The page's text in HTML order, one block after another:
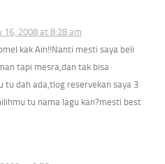
16, 2008 at 8:28 am
kak Ain!!Nanti mesti saya beli
tapi mesra,dan tak bisa
tu dah ada,tlog reservekan saya 3
tu nama lagu kan?mesti best